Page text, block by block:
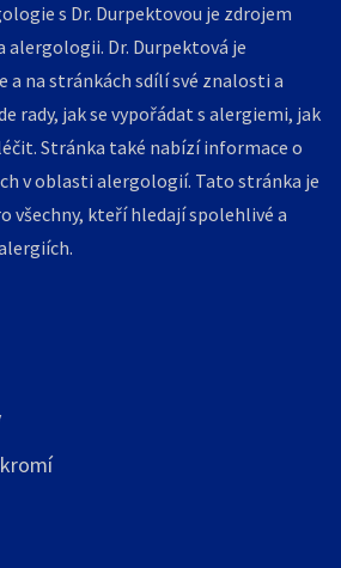
s Dr. Durpektovou je zdrojem
Dr. Durpektová je
a na stránkách sdílí své znalosti a
rady, jak se vypořádat s alergiemi, jak
Stránka také nabízí informace o
v oblasti alergologií. Tato stránka je
všechny, kteří hledají spolehlivé a